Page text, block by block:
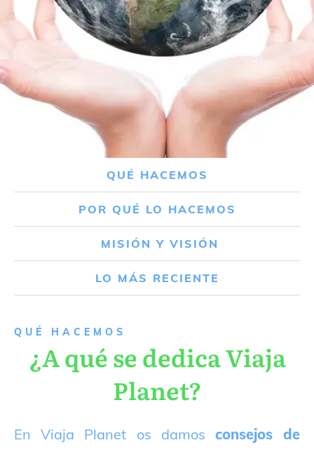
QUÉ HACEMOS
POR QUÉ LO HACEMOS
MISIÓN Y VISIÓN
LO MÁS RECIENTE
QUÉ HACEMOS
¿A qué se dedica Viaja
Planet?
En Viaja Planet os damos consejos de